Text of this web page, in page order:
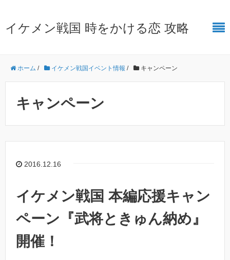
イケメン戦国 時をかける恋 攻略
ホーム / イケメン戦国イベント情報 / キャンペーン
キャンペーン
2016.12.16
イケメン戦国 本編応援キャン
ペーン『武将ときゅん納め』
開催！